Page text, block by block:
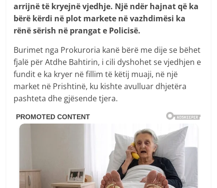
arrijnë të kryejnë vjedhje. Një ndër hajnat që ka
bërë kërdi në plot markete në vazhdimësi ka
rënë sërish në prangat e Policisë.
Burimet nga Prokuroria kanë bërë me dije se bëhet
fjalë për Atdhe Bahtirin, i cili dyshohet se vjedhjen e
fundit e ka kryer në fillim të këtij muaji, në një
market në Prishtinë, ku kishte avulluar dhjetëra
pashteta dhe gjësende tjera.